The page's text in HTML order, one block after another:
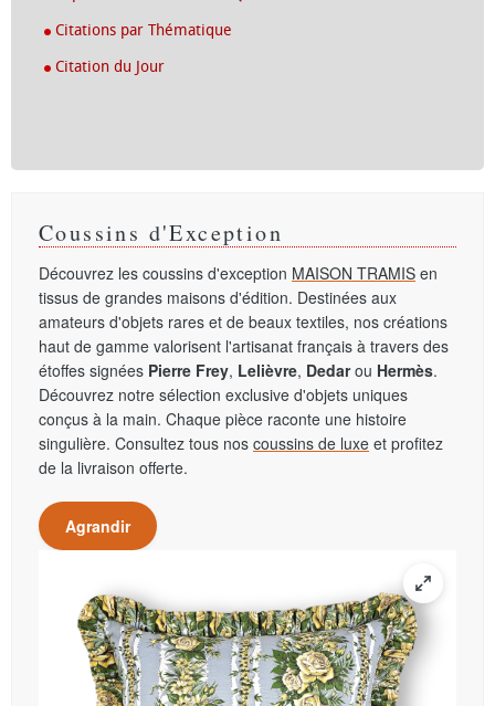
Citations par Thématique
Citation du Jour
Coussins d'Exception
Découvrez les coussins d'exception MAISON TRAMIS en
tissus de grandes maisons d'édition. Destinées aux
amateurs d'objets rares et de beaux textiles, nos créations
haut de gamme valorisent l'artisanat français à travers des
étoffes signées Pierre Frey, Lelièvre, Dedarou Hermès.
Découvrez notre sélection exclusive d'objets uniques
conçus à la main. Chaque pièce raconte une histoire
singulière. Consultez tous nos coussins de luxe et profitez
de la livraison offerte.
Agrandir